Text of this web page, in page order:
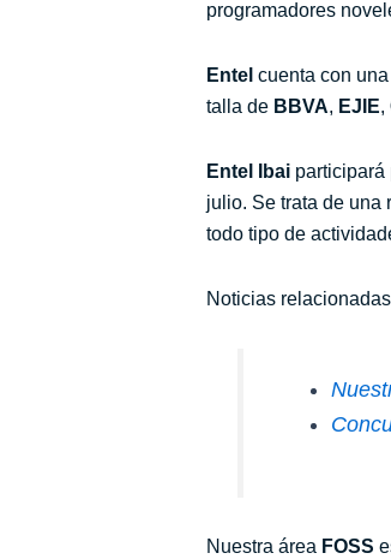
programadores
Entel cuenta con
talla de BBVA, EJIE,
Entel Ibai participará
julio. Se trata de una
todo tipo de
Noticias
Nuestra área FOSS